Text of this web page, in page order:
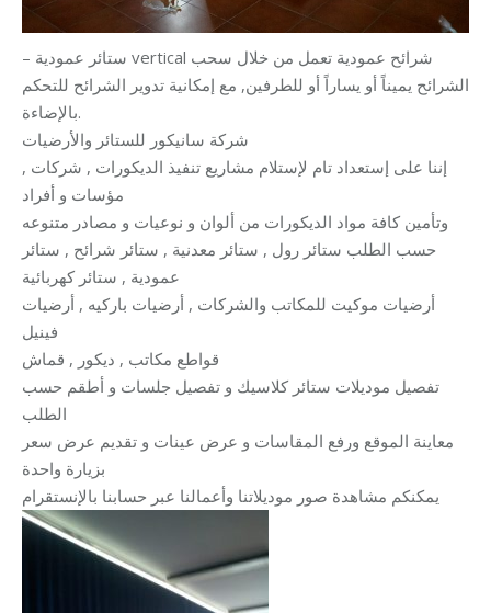
– ستائر عمودية vertical شرائح عمودية تعمل من خلال سحب
الشرائح يميناً أو يساراً أو للطرفين, مع إمكانية تدوير الشرائح للتحكم
بالإضاءة.
شركة سانيكور للستائر والأرضيات
إننا على إستعداد تام لإستلام مشاريع تنفيذ الديكورات , شركات ,
مؤسات و أفراد
وتأمين كافة مواد الديكورات من ألوان و نوعيات و مصادر متنوعه
حسب الطلب ستائر رول , ستائر معدنية , ستائر شرائح , ستائر
عمودية , ستائر كهربائية
أرضيات موكيت للمكاتب والشركات , أرضيات باركيه , أرضيات
فينيل
قواطع مكاتب , ديكور , قماش
تفصيل موديلات ستائر كلاسيك و تفصيل جلسات و أطقم حسب
الطلب
معاينة الموقع ورفع المقاسات و عرض عينات و تقديم عرض سعر
بزيارة واحدة
يمكنكم مشاهدة صور موديلاتنا وأعمالنا عبر حسابنا بالإنستقرام